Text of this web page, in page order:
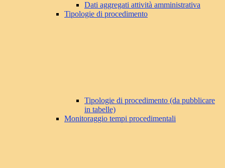
Dati aggregati attività amministrativa
Tipologie di procedimento
Tipologie di procedimento (da pubblicare
in tabelle)
Monitoraggio tempi procedimentali